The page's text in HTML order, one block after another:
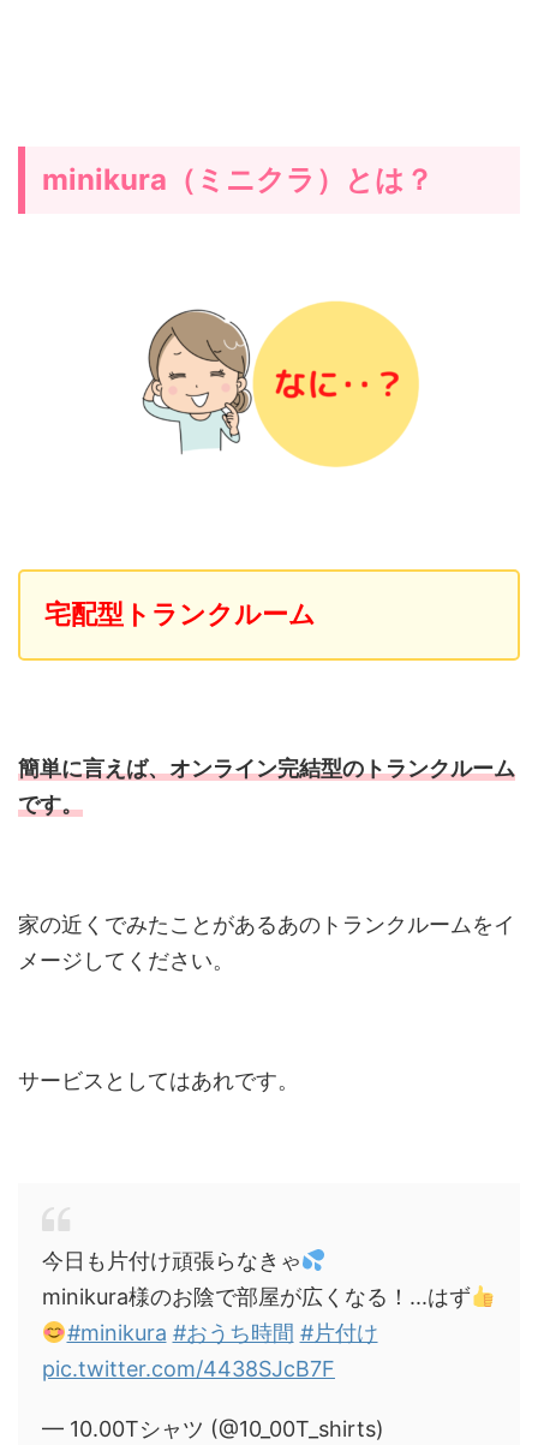
minikura（ミニクラ）とは？
宅配型トランクルーム
簡単に言えば、オンライン完結型のトランクルーム
です。
家の近くでみたことがあるあのトランクルームをイ
メージしてください。
サービスとしてはあれです。
今日も片付け頑張らなきゃ
minikura様のお陰で部屋が広くなる！...はず
#minikura #おうち時間 #片付け
pic.twitter.com/4438SJcB7F
— 10.00Tシャツ (@10_00T_shirts)